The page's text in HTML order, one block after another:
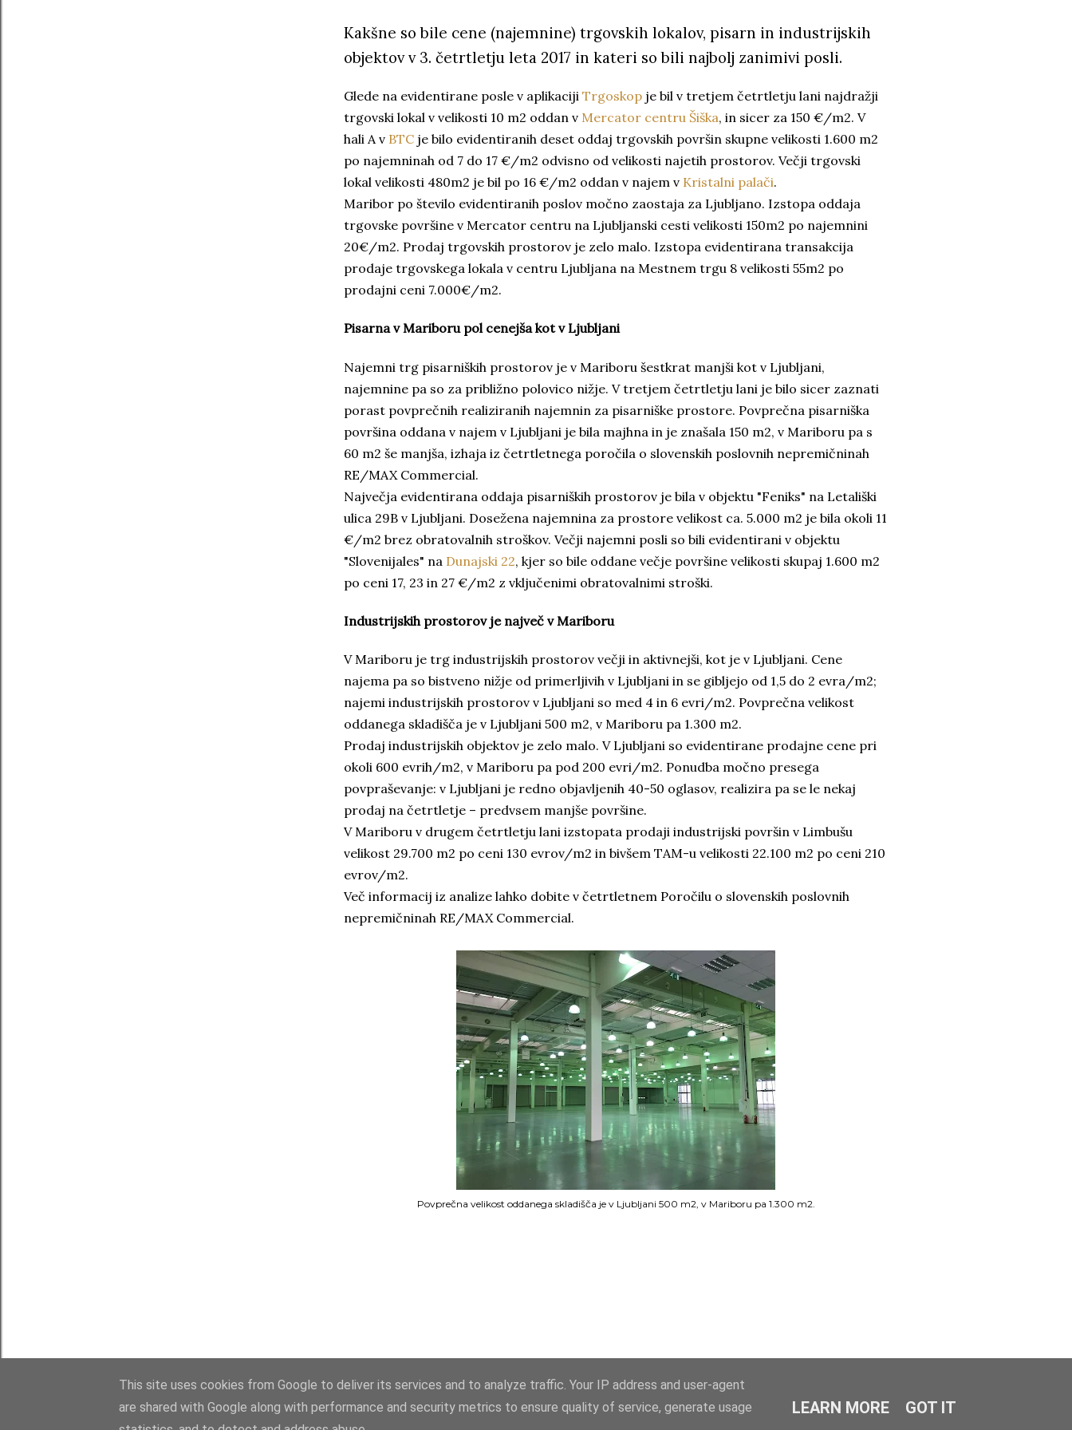
Kakšne so bile cene (najemnine) trgovskih lokalov, pisarn in industrijskih
objektov v 3. četrtletju leta 2017 in kateri so bili najbolj zanimivi posli.
Glede na evidentirane posle v aplikaciji Trgoskop je bil v tretjem četrtletju lani najdražji
trgovski lokal v velikosti 10 m2 oddan v Mercator centru Šiška, in sicer za 150 €/m2. V
hali A v BTC je bilo evidentiranih deset oddaj trgovskih površin skupne velikosti 1.600 m2
po najemninah od 7 do 17 €/m2 odvisno od velikosti najetih prostorov. Večji trgovski
lokal velikosti 480m2 je bil po 16 €/m2 oddan v najem v Kristalni palači.
Maribor po število evidentiranih poslov močno zaostaja za Ljubljano. Izstopa oddaja
trgovske površine v Mercator centru na Ljubljanski cesti velikosti 150m2 po najemnini
20€/m2. Prodaj trgovskih prostorov je zelo malo. Izstopa evidentirana transakcija
prodaje trgovskega lokala v centru Ljubljana na Mestnem trgu 8 velikosti 55m2 po
prodajni ceni 7.000€/m2.
Pisarna v Mariboru pol cenejša kot v Ljubljani
Najemni trg pisarniških prostorov je v Mariboru šestkrat manjši kot v Ljubljani,
najemnine pa so za približno polovico nižje. V tretjem četrtletju lani je bilo sicer zaznati
porast povprečnih realiziranih najemnin za pisarniške prostore. Povprečna pisarniška
površina oddana v najem v Ljubljani je bila majhna in je znašala 150 m2, v Mariboru pa s
60 m2 še manjša, izhaja iz četrtletnega poročila o slovenskih poslovnih nepremičninah
RE/MAX Commercial.
Največja evidentirana oddaja pisarniških prostorov je bila v objektu "Feniks" na Letališki
ulica 29B v Ljubljani. Dosežena najemnina za prostore velikost ca. 5.000 m2 je bila okoli 11
€/m2 brez obratovalnih stroškov. Večji najemni posli so bili evidentirani v objektu
"Slovenijales" na Dunajski 22, kjer so bile oddane večje površine velikosti skupaj 1.600 m2
po ceni 17, 23 in 27 €/m2 z vključenimi obratovalnimi stroški.
Industrijskih prostorov je največ v Mariboru
V Mariboru je trg industrijskih prostorov večji in aktivnejši, kot je v Ljubljani. Cene
najema pa so bistveno nižje od primerljivih v Ljubljani in se gibljejo od 1,5 do 2 evra/m2;
najemi industrijskih prostorov v Ljubljani so med 4 in 6 evri/m2. Povprečna velikost
oddanega skladišča je v Ljubljani 500 m2, v Mariboru pa 1.300 m2.
Prodaj industrijskih objektov je zelo malo. V Ljubljani so evidentirane prodajne cene pri
okoli 600 evrih/m2, v Mariboru pa pod 200 evri/m2. Ponudba močno presega
povpraševanje: v Ljubljani je redno objavljenih 40-50 oglasov, realizira pa se le nekaj
prodaj na četrtletje – predvsem manjše površine.
V Mariboru v drugem četrtletju lani izstopata prodaji industrijski površin v Limbušu
velikost 29.700 m2 po ceni 130 evrov/m2 in bivšem TAM-u velikosti 22.100 m2 po ceni 210
evrov/m2.
Več informacij iz analize lahko dobite v četrtletnem Poročilu o slovenskih poslovnih
nepremičninah RE/MAX Commercial.
Povprečna velikost oddanega skladišča je v Ljubljani 500 m2, v Mariboru pa 1.300 m2.
Zagotavlja Blogger
blogProstor.si
This site uses cookies from Google to deliver its services and to analyze traffic. Your IP address and user-agent
are shared with Google along with performance and security metrics to ensure quality of service, generate usage
LEARN MORE GOT IT